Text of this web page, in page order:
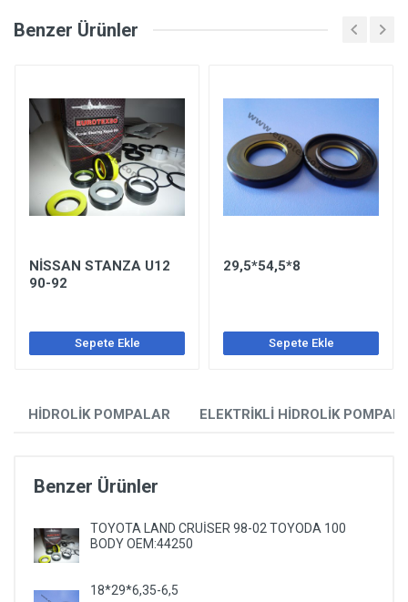
HİDROLİK POMPALAR ELEKTRİKLİ HİDROLİK
Benzer Ürünler
TOYOTA LAND CRUİSER 98-02 TOYODA 100
BODY OEM:44250
18*29*6,35-6,5
Benzer Ürünler
NİSSAN STANZA U12
90-92
Sepete Ekle
29,5*54,5*8
Sepete Ekle